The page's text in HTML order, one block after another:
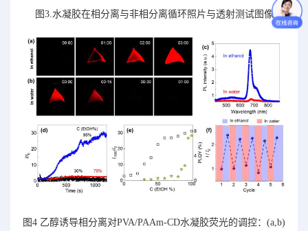
图3.水凝胶在相分离与非相分离循环照片与透射测试图像
图4 乙醇诱导相分离对PVA/PAAm-CD水凝胶荧光的调控：(a,b)